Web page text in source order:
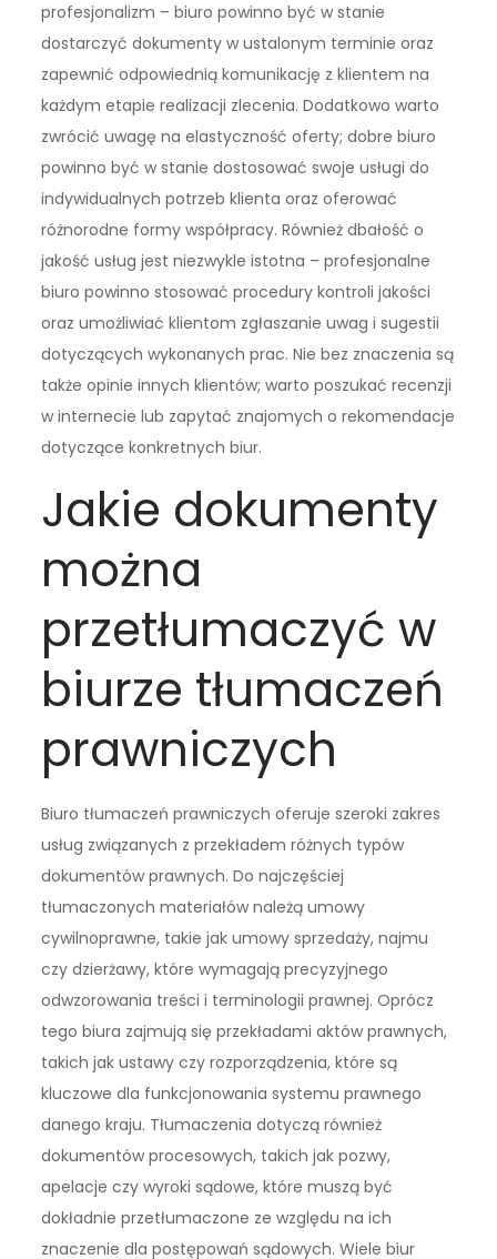
profesjonalizm – biuro powinno być w stanie
dostarczyć dokumenty w ustalonym terminie oraz
zapewnić odpowiednią komunikację z klientem na
każdym etapie realizacji zlecenia. Dodatkowo warto
zwrócić uwagę na elastyczność oferty; dobre biuro
powinno być w stanie dostosować swoje usługi do
indywidualnych potrzeb klienta oraz oferować
różnorodne formy współpracy. Również dbałość o
jakość usług jest niezwykle istotna – profesjonalne
biuro powinno stosować procedury kontroli jakości
oraz umożliwiać klientom zgłaszanie uwag i sugestii
dotyczących wykonanych prac. Nie bez znaczenia są
także opinie innych klientów; warto poszukać recenzji
w internecie lub zapytać znajomych o rekomendacje
dotyczące konkretnych biur.
Jakie dokumenty
można
przetłumaczyć w
biurze tłumaczeń
prawniczych
Biuro tłumaczeń prawniczych oferuje szeroki zakres
usług związanych z przekładem różnych typów
dokumentów prawnych. Do najczęściej
tłumaczonych materiałów należą umowy
cywilnoprawne, takie jak umowy sprzedaży, najmu
czy dzierżawy, które wymagają precyzyjnego
odwzorowania treści i terminologii prawnej. Oprócz
tego biura zajmują się przekładami aktów prawnych,
takich jak ustawy czy rozporządzenia, które są
kluczowe dla funkcjonowania systemu prawnego
danego kraju. Tłumaczenia dotyczą również
dokumentów procesowych, takich jak pozwy,
apelacje czy wyroki sądowe, które muszą być
dokładnie przetłumaczone ze względu na ich
znaczenie dla postępowań sądowych. Wiele biur